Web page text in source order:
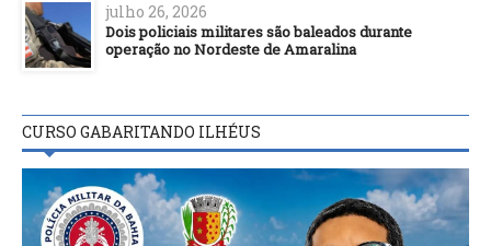
julho 26, 2026
Dois policiais militares são baleados durante
operação no Nordeste de Amaralina
CURSO GABARITANDO ILHÉUS